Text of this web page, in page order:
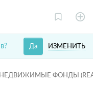
ИЗМЕНИТЬ
Да
НЕДВИЖИМЫЕ ФОНДЫ